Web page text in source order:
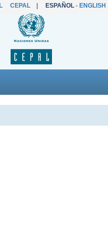
CEPAL| ESPAÑOL- ENGLISH